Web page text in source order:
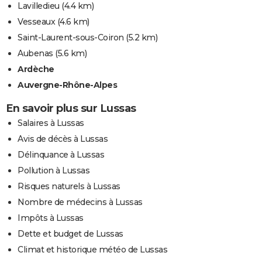
Lavilledieu (4.4 km)
Vesseaux(4.6 km)
Saint-Laurent-sous-Coiron (5.2 km)
Aubenas (5.6 km)
Ardèche
Auvergne-Rhône-Alpes
En savoir plus sur Lussas
Salaires à Lussas
Avis de décès à Lussas
Délinquance à Lussas
Pollution à Lussas
Risques naturels à Lussas
Nombre de médecins à Lussas
Impôts à Lussas
Dette et budget de Lussas
Climat et historique météo de Lussas